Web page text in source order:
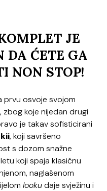
JE
DA ĆETE GA
NON STOP!
prvu osvoje svojom
zbog koje nijedan drugi
je takav sofisticirani
, koji savršeno
s dozom snažne
koji spaja klasičnu
naglašenom
lookudaje svježinu i